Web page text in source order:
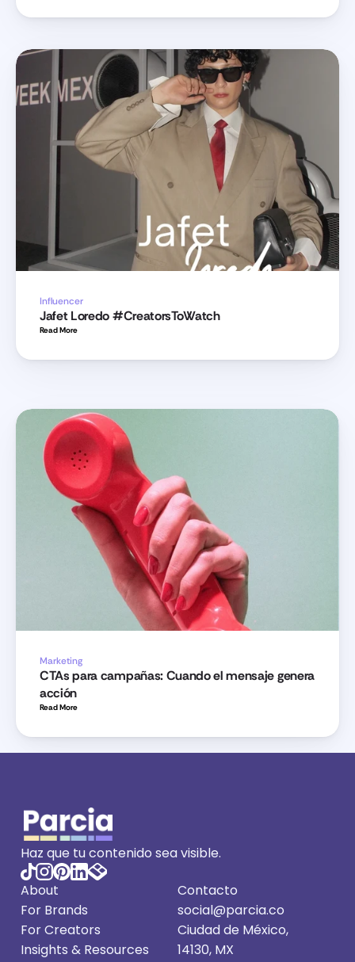
Influencer
Jafet Loredo #CreatorsToWatch
Read More
Marketing
CTAs para campañas: Cuando el mensaje genera
acción
Read More
Haz que tu contenido sea visible.
About
For Brands
For Creators
Insights & Resources
Contacto
social@parcia.co
Ciudad de México,
14130, MX